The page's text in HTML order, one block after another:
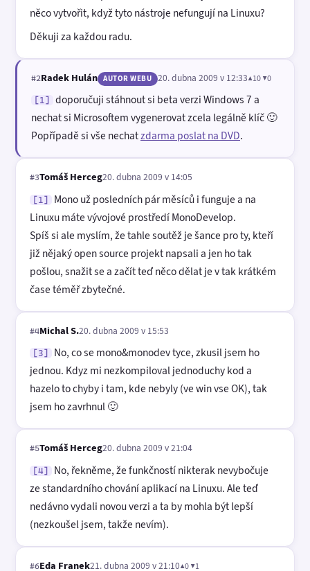
něco vytvořit, když tyto nástroje nefungují na Linuxu?
Děkuji za každou radu.
#2Radek Hulán AUTOR WEBU 20. dubna 2009 v 12:33▲10 ▼0
[1]
doporučuji stáhnout si beta verzi Windows 7 a
nechat si Microsoftem vygenerovat zcela legálně klíč 🙂
Popřípadě si vše nechatzdarma poslat na DVD.
#3Tomáš Herceg20. dubna 2009 v 14:05
[1]
Mono už posledních pár měsíců i funguje a na
Linuxu máte vývojové prostředí MonoDevelop.
Spíš si ale myslím, že tahle soutěž je šance pro ty, kteří
již nějaký open source projekt napsali a jen ho tak
pošlou, snažit se a začít teď něco dělat je v tak krátkém
čase téměř zbytečné.
#4Michal S.20. dubna 2009 v 15:53
[3]
No, co se mono&monodev tyce, zkusil jsem ho
jednou. Kdyz mi nezkompiloval jednoduchy kod a
hazelo to chyby i tam, kde nebyly (ve win vse OK), tak
jsem ho zavrhnul 🙂
#5Tomáš Herceg20. dubna 2009 v 21:04
[4]
No, řekněme, že funkčností nikterak nevybočuje
ze standardního chování aplikací na Linuxu. Ale teď
nedávno vydali novou verzi a ta by mohla být lepší
(nezkoušel jsem, takže nevím).
#6Eda Franek21. dubna 2009 v 21:10▲0 ▼1